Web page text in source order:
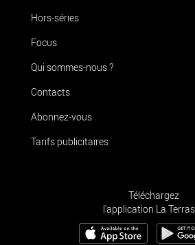
Hors-séries
Focus
Qui sommes-nous ?
Contacts
Abonnez-vous
Tarifs publicitaires
Téléchargez
l'application La